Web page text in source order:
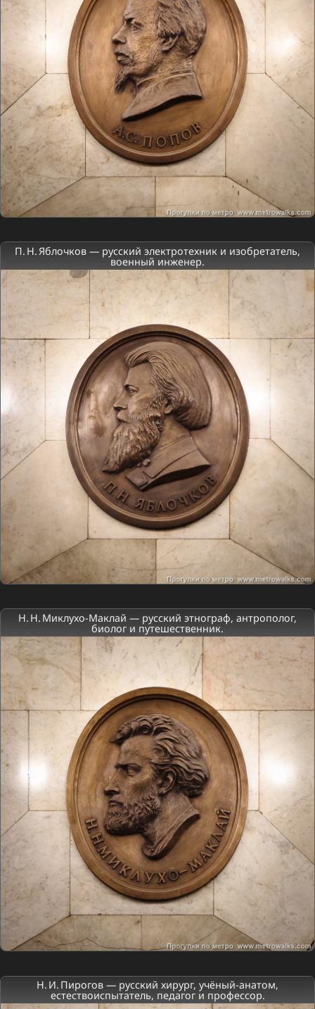
П. Н. Яблочков — русский электротехник и изобретатель,
военный инженер.
Н. Н. Миклухо-Маклай — русский этнограф, антрополог,
биолог и путешественник.
Н. И. Пирогов — русский хирург, учёный-анатом,
естествоиспытатель, педагог и профессор.